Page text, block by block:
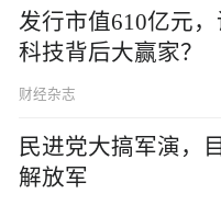
发行市值610亿元
科技背后大赢家？
财经杂志
民进党大搞军演，
解放军